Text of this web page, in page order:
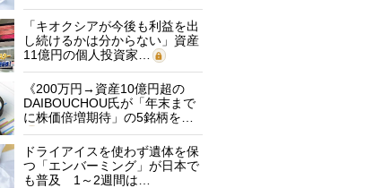
「キオクシアが今後も利益を出
し続けるかは分からない」資産
11億円の個人投資家…
《200万円→資産10億円超の
DAIBOUCHOU氏が「年末まで
に株価倍増期待」の5銘柄を…
ドライアイスを使わず遺体を保
つ「エンバーミング」が日本で
も普及 1～2週間は…